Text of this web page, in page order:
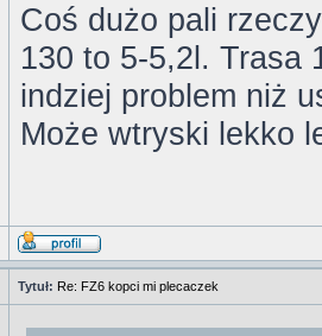
Coś dużo pali
130 to 5-5,2l. Trasa
indziej problem niż
Może wtryski lekko
Tytuł: Re: FZ6 kopci mi plecaczek